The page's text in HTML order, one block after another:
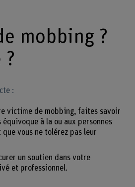
mobbing ?
?
:
victime de mobbing, faites savoir
à la ou aux personnes
vous ne tolérez pas leur
un soutien dans votre
et professionnel.